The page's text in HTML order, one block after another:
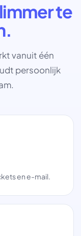
te
vanuit één
persoonlijk
en e-mail.